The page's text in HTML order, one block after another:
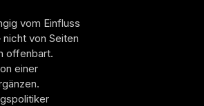
vom Einfluss
von Seiten
offenbart.
einer